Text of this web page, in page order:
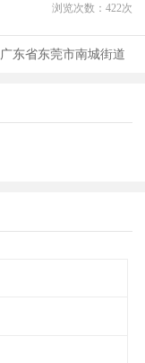
浏览次数： 422次
广东省东莞市南城街道